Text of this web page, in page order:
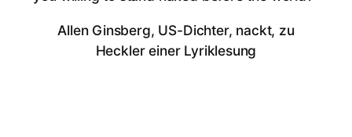
Allen Ginsberg, US-Dichter, nackt, zu
Heckler einer Lyriklesung